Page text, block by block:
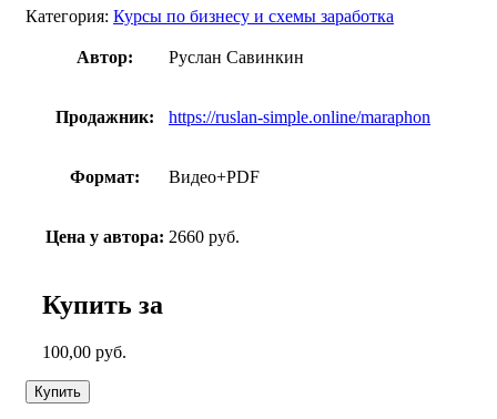
Категория: Курсы по бизнесу и схемы заработка
Автор: Руслан Савинкин
Продажник: https://ruslan-simple.online/maraphon
Формат: Видео+PDF
Цена у автора: 2660 руб.
Купить за
100,00 руб.
Купить